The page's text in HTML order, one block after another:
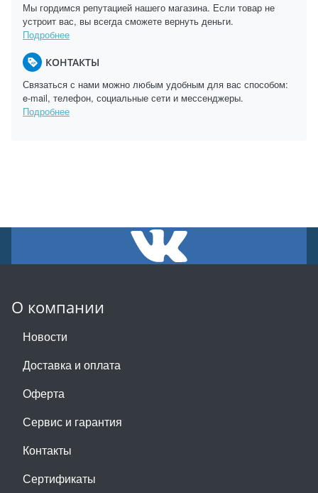
Мы гордимся репутацией нашего магазина. Если товар не
устроит вас, вы всегда сможете вернуть деньги.
Подробнее
КОНТАКТЫ
Связаться с нами можно любым удобным для вас способом:
e-mail, телефон, социальные сети и мессенджеры.
Подробнее
О компании
Новости
Доставка и оплата
Оферта
Сервис и гарантия
Контакты
Сертификаты